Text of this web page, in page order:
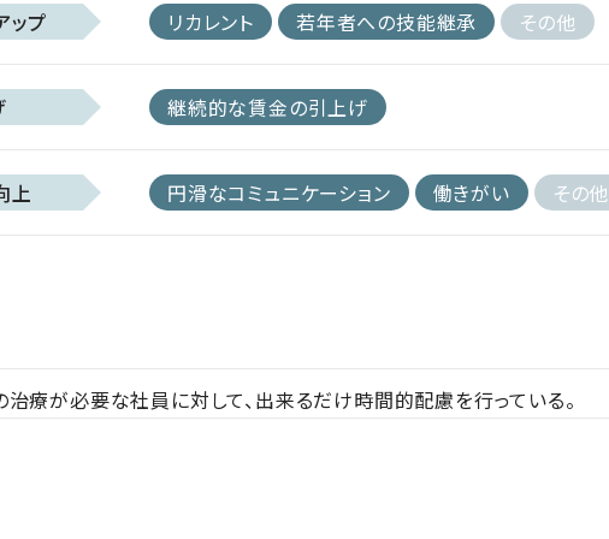
ップ リカレント 若年者への技能継承 その他
継続的な賃金の引上げ
上 円滑なコミュニケーション 働きがい その他
治療が必要な社員に対して、出来るだけ時間的配慮を行っている。